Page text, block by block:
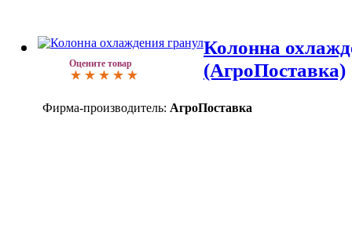
Оцените товар
Колонна
(АгроПоставка)
Фирма-производитель: АгроПоставка